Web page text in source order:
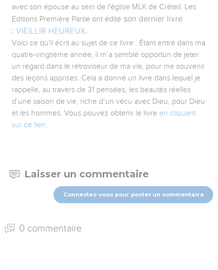
avec son épouse au sein de l'église MLK de Créteil. Les
Editions Première Partie ont édité son dernier livre
: VIEILLIR HEUREUX.
Voici ce qu'il écrit au sujet de ce livre : Étant entré dans ma
quatre-vingtième année, il m’a semblé opportun de jeter
un regard dans le rétroviseur de ma vie, pour me souvenir
des leçons apprises. Cela a donné un livre dans lequel je
rappelle, au travers de 31 pensées, les beautés réelles
d’une saison de vie, riche d’un vécu avec Dieu, pour Dieu
et les hommes. Vous pouvez obtenir le livre en cliquant
sur ce lien.
Laisser un commentaire
Connectez-vous pour poster un commentaire
0 commentaire